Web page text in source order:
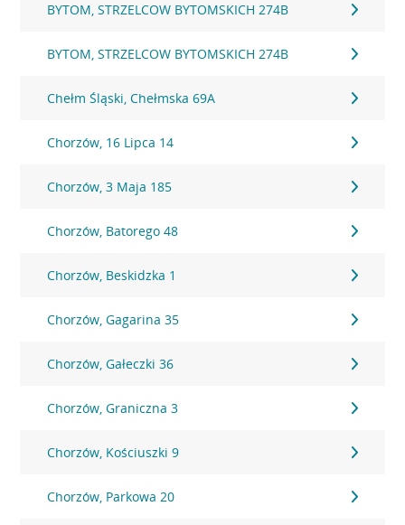
BYTOM, STRZELCOW BYTOMSKICH 274B
BYTOM, STRZELCOW BYTOMSKICH 274B
Chełm Śląski, Chełmska 69A
Chorzów, 16 Lipca 14
Chorzów, 3 Maja 185
Chorzów, Batorego 48
Chorzów, Beskidzka 1
Chorzów, Gagarina 35
Chorzów, Gałeczki 36
Chorzów, Graniczna 3
Chorzów, Kościuszki 9
Chorzów, Parkowa 20